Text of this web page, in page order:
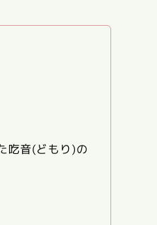
吃音(どもり)の